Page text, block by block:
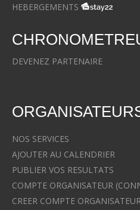
HEBERGEMENTS
DEVENEZ PARTENAIRE
NOS SERVICES
AJOUTER AU CALENDRIER
PUBLIER VOS RESULTATS
COMPTE ORGANISATEUR
CREER COMPTE